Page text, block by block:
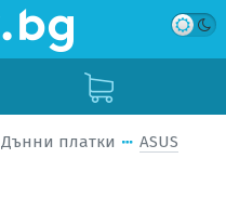
Дънни платки ASUS